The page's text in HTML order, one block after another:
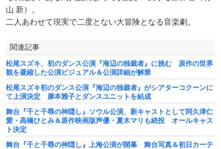
山 新）。
二人あわせて現実で二度とない大冒険となる音楽劇。
関連記事
松尾スズキ、初のダンス公演『海辺の独裁者』に挑む 原作の世界
観を凝縮した公演ビジュアル＆公演詳細が解禁
松尾スズキ初のダンス公演『海辺の独裁者』がシアターコクーンに
て上演決定 康本雅子とダンスユニットを結成
舞台『千と千尋の神隠し』ソウル公演、新キャストとして阿久津仁
愛・高橋ひとみ＆原作映画版声優・夏木マリも続投 オールキャス
ト決定
舞台『千と千尋の神隠し』上海公演が開幕 舞台写真＆初日カーテ